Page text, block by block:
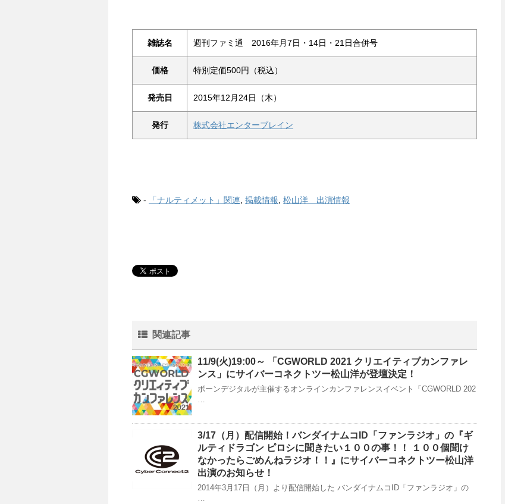
雑誌名 週刊ファミ通 2016年月7日・14日・21日合併号
価格 特別定価500円（税込）
発売日 2015年12月24日（木）
発行 株式会社エンターブレイン
- 「ナルティメット」関連 掲載情報 松山洋 出演情報
関連記事
11/9(火)19:00～ 「CGWORLD 2021 クリエイティブカンファレ
ンス」にサイバーコネクトツー松山洋が登壇決定！
ボーンデジタルが主催するオンラインカンファレンスイベント「CGWORLD 202
…
3/17（月）配信開始！バンダイナムコID「ファンラジオ」の『ギ
ルティドラゴン ピロシに聞きたい１００の事！！ １００個聞け
なかったらごめんねラジオ！！』にサイバーコネクトツー松山洋
出演のお知らせ！
2014年3月17日（月）より配信開始した バンダイナムコID「ファンラジオ」の
…